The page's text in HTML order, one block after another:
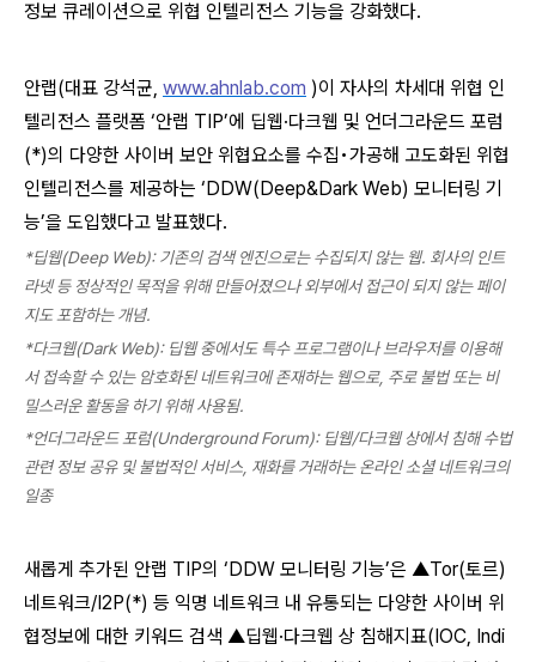
정보 큐레이션으로 위협 인텔리전스 기능을 강화했다.
안랩(대표 강석균, www.ahnlab.com )이 자사의 차세대 위협 인
텔리전스 플랫폼 ‘안랩 TIP’에 딥웹·다크웹 및 언더그라운드 포럼
(*)의 다양한 사이버 보안 위협요소를 수집•가공해 고도화된 위협
인텔리전스를 제공하는 ‘DDW(Deep&Dark Web) 모니터링 기
능’을 도입했다고 발표했다.
*딥웹(Deep Web): 기존의 검색 엔진으로는 수집되지 않는 웹. 회사의 인트
라넷 등 정상적인 목적을 위해 만들어졌으나 외부에서 접근이 되지 않는 페이
지도 포함하는 개념.
*다크웹(Dark Web): 딥웹 중에서도 특수 프로그램이나 브라우저를 이용해
서 접속할 수 있는 암호화된 네트워크에 존재하는 웹으로, 주로 불법 또는 비
밀스러운 활동을 하기 위해 사용됨.
*언더그라운드 포럼(Underground Forum): 딥웹/다크웹 상에서 침해 수법
관련 정보 공유 및 불법적인 서비스, 재화를 거래하는 온라인 소셜 네트워크의
일종
새롭게 추가된 안랩 TIP의 ‘DDW 모니터링 기능’은 ▲Tor(토르)
네트워크/I2P(*) 등 익명 네트워크 내 유통되는 다양한 사이버 위
협정보에 대한 키워드 검색 ▲딥웹·다크웹 상 침해지표(IOC, Indi